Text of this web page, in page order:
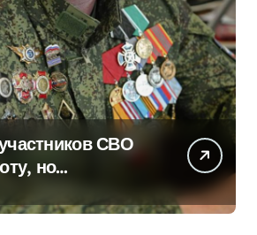
СВО
но
не всем